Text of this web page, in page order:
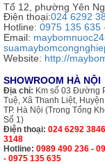
Tổ 12, phường Yên
Điện thoại:024 6292
Hotline: 0975 135 635
Email:
Website: http://
SHOWROOM HÀ NỘI
Địa chỉ: Km số 03 Đường
Tuệ, Xã Thanh Liệt, Huyện
TP. Hà Nội (Trong Tổng
Số 1)
Điện thoại: 024 6292
3148
Hotline: 0989 490 236 -
- 0975 135 635